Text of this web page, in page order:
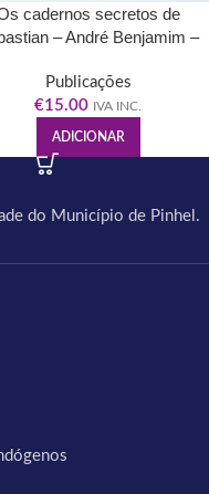
cadernos secretos de
– André Benjamim –
Publicações
€15.00 IVA INC.
ADICIONAR
do Município de Pinhel.